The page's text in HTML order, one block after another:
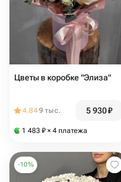
Цветы в коробке "Элиза"
4.849 тыс. 5 930₽
1 483 ₽ × 4 платежа
-10%